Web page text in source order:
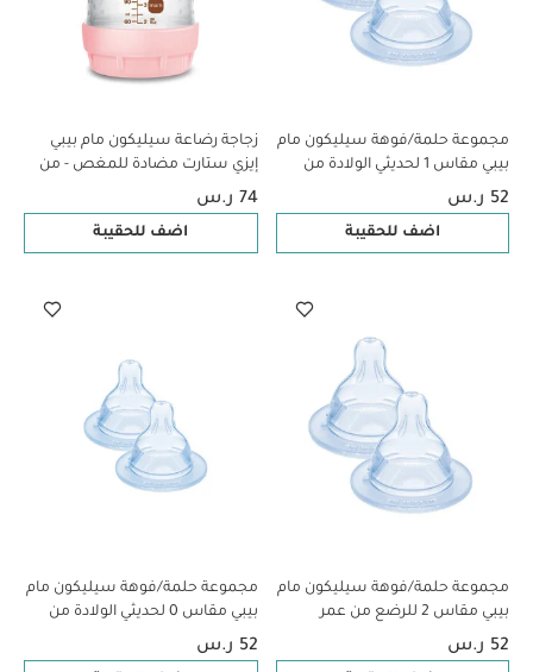
مجموعة حلمة/فوهة سيليكون مام
بيبي مقاس 1 لحديثي الولادة من
عبوة قطعتين
52 ر.س
اضف للحقيبة
زجاجة رضاعة سيليكون مام بيبي
إيزي ستارت مضادة للمغص - من
بينك - 130 مل - عبوة من قطعة
74 ر.س
اضف للحقيبة
مجموعة حلمة/فوهة سيليكون مام
بيبي مقاس 2 للرضع من عمر
شهرين فما فوق | شفاف – عبوة
قطعتين
52 ر.س
مجموعة حلمة/فوهة سيليكون مام
بيبي مقاس 0 لحديثي الولادة من
عبوة قطعتين
52 ر.س